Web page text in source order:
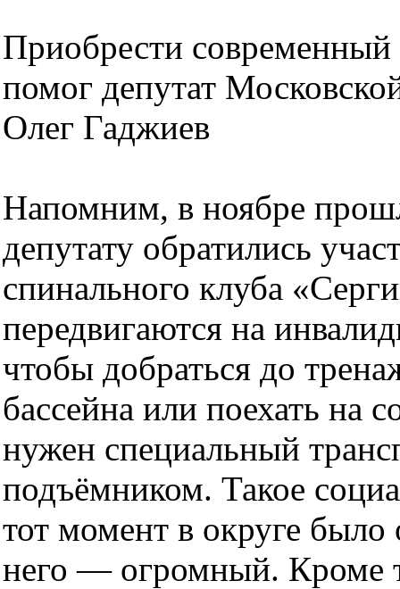
Приобрести современный
помог депутат
Олег Гаджиев
Напомним, в ноябре
депутату обратились
спинального клуба
передвигаются на
чтобы добраться до
бассейна или поехать на
нужен специальный
подъёмником. Такое
тот момент в округе было
него — огромный. Кроме